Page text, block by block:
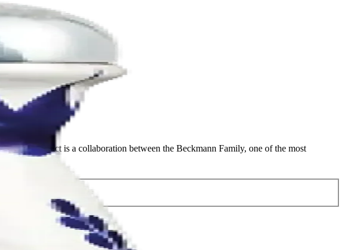
The product is a collaboration between the Beckmann Family, one of the most